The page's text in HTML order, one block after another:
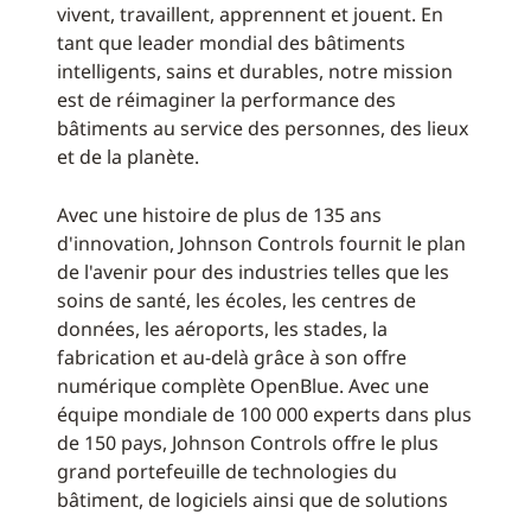
vivent, travaillent, apprennent et jouent. En
tant que leader mondial des bâtiments
intelligents, sains et durables, notre mission
est de réimaginer la performance des
bâtiments au service des personnes, des lieux
et de la planète.
Avec une histoire de plus de 135 ans
d'innovation, Johnson Controls fournit le plan
de l'avenir pour des industries telles que les
soins de santé, les écoles, les centres de
données, les aéroports, les stades, la
fabrication et au-delà grâce à son offre
numérique complète OpenBlue. Avec une
équipe mondiale de 100 000 experts dans plus
de 150 pays, Johnson Controls offre le plus
grand portefeuille de technologies du
bâtiment, de logiciels ainsi que de solutions